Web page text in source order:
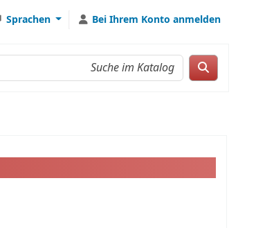
Sprachen Bei Ihrem Konto anmelden